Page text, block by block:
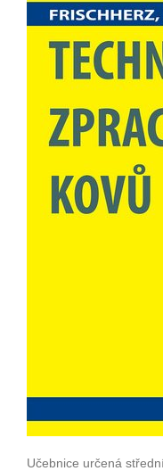
Učebnice určená